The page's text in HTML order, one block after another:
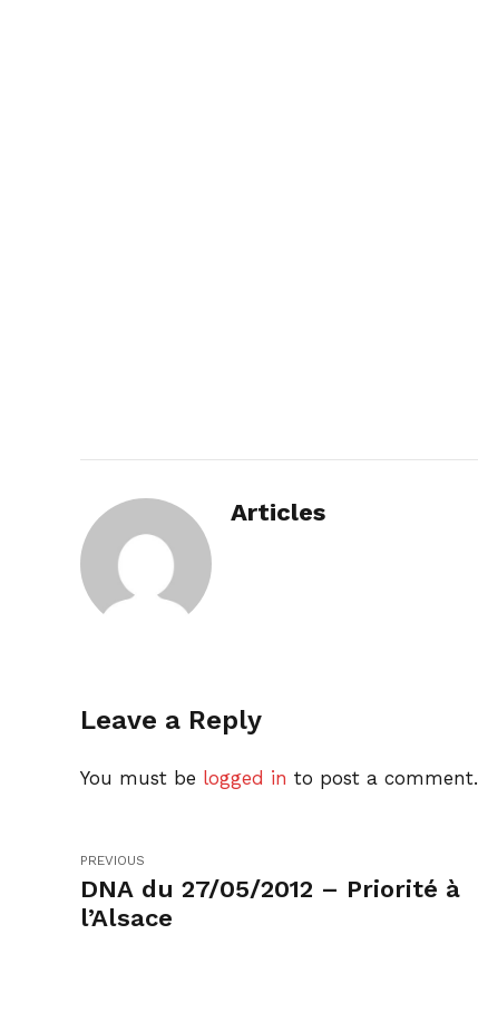
Articles
Leave a Reply
You must be logged in to post a comment.
PREVIOUS
DNA du 27/05/2012 – Priorité à
l’Alsace